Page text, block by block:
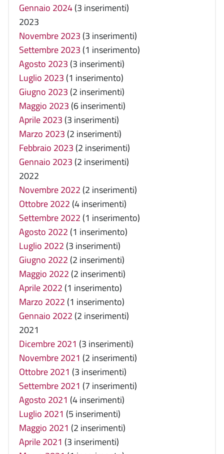
Gennaio 2024(3 inserimenti)
2023
Novembre 2023 (3 inserimenti)
Settembre 2023 (1 inserimento)
Agosto 2023 (3 inserimenti)
Luglio 2023 (1 inserimento)
Giugno 2023 (2 inserimenti)
Maggio 2023 (6 inserimenti)
Aprile 2023 (3 inserimenti)
Marzo 2023 (2 inserimenti)
Febbraio 2023 (2 inserimenti)
Gennaio 2023 (2 inserimenti)
2022
Novembre 2022 (2 inserimenti)
Ottobre 2022 (4 inserimenti)
Settembre 2022 (1 inserimento)
Agosto 2022 (1 inserimento)
Luglio 2022 (3 inserimenti)
Giugno 2022 (2 inserimenti)
Maggio 2022 (2 inserimenti)
Aprile 2022 (1 inserimento)
Marzo 2022 (1 inserimento)
Gennaio 2022 (2 inserimenti)
2021
Dicembre 2021 (3 inserimenti)
Novembre 2021 (2 inserimenti)
Ottobre 2021 (3 inserimenti)
Settembre 2021 (7 inserimenti)
Agosto 2021 (4 inserimenti)
Luglio 2021 (5 inserimenti)
Maggio 2021 (2 inserimenti)
Aprile 2021 (3 inserimenti)